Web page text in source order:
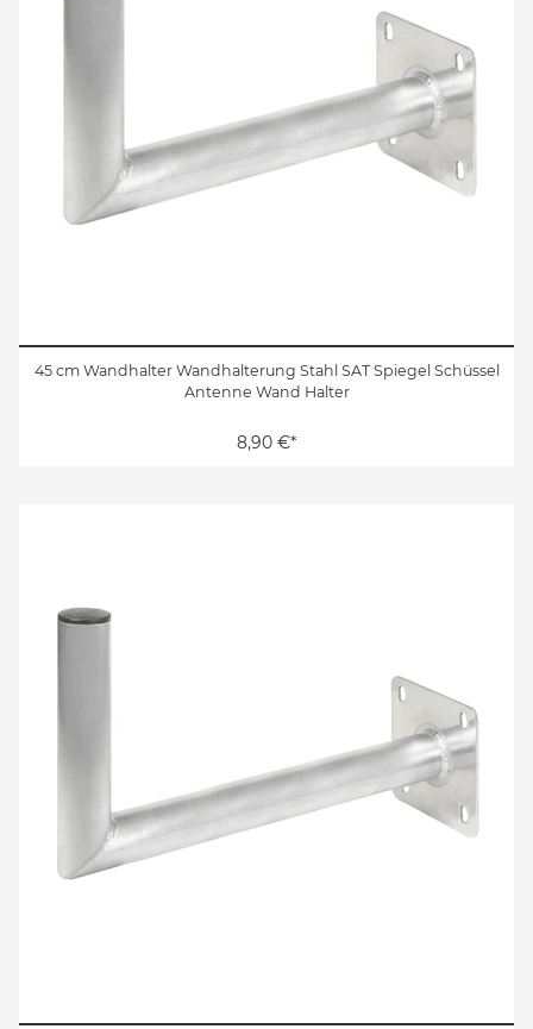
45 cm Wandhalter Wandhalterung Stahl SAT Spiegel Schüssel
Antenne Wand Halter
8,90 €*